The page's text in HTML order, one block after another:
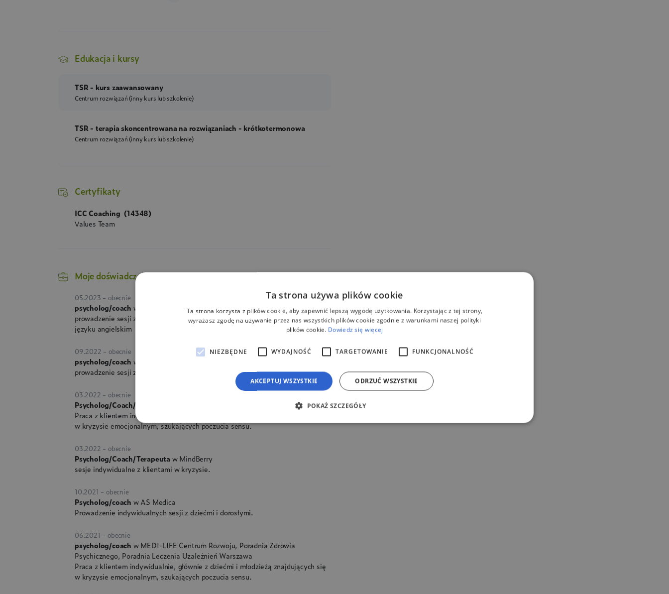
Edukacja i kursy
TSR - kurs zaawansowany
Centrum rozwiązań (inny kurs lub szkolenie)
TSR - terapia skoncentrowana na rozwiązaniach - krótkotermonowa
Centrum rozwiązań (inny kurs lub szkolenie)
Certyfikaty
ICC Coaching (14348)
Values Team
Moje doświadczenie
05.2023 - obecnie
psycholog/coach w Kyan Health
prowadzenie sesji z klientami na szczeblach menadżerskich i kierowniczych w
języku angielskim
09.2022 - obecnie
psycholog/coach w Mindletic
prowadzenie sesji z klientami w języku polskim/angielskim.
03.2022 - obecnie
Psycholog/Coach/Terapeuta
Praca z klientem indywidualnie, głównie z dziećmi i młodzieżą znajdujących się
w kryzysie emocjonalnym, szukających poczucia sensu.
03.2022 - obecnie
Psycholog/Coach/Terapeutaw MindBerry
sesje indywidualne z klientami w kryzysie.
10.2021 - obecnie
Psycholog/coach w AS Medica
Prowadzenie indywidualnych sesji z dziećmi i dorosłymi.
06.2021 - obecnie
psycholog/coach w MEDI-LIFE Centrum Rozwoju, Poradnia Zdrowia
Psychicznego, Poradnia Leczenia Uzależnień Warszawa
Praca z klientem indywidualnie, głównie z dziećmi i młodzieżą znajdujących się
w kryzysie emocjonalnym, szukających poczucia sensu.
Ta strona używa plików cookie
Ta strona korzysta z plików cookie, aby zapewnić lepszą wygodę użytkowania. Korzystając z tej strony,
wyrażasz zgodę na używanie przez nas wszystkich plików cookie zgodnie z warunkami naszej polityki
plików cookie. Dowiedz się więcej
NIEZBĘDNE WYDAJNOŚĆ TARGETOWANIE FUNKCJONALNOŚĆ
AKCEPTUJ WSZYSTKIE ODRZUĆ WSZYSTKIE
POKAŻ SZCZEGÓŁY